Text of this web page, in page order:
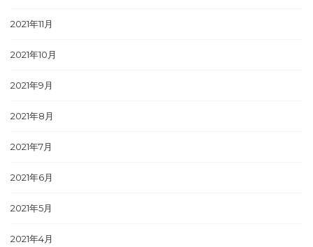
2021年11月
2021年10月
2021年9月
2021年8月
2021年7月
2021年6月
2021年5月
2021年4月